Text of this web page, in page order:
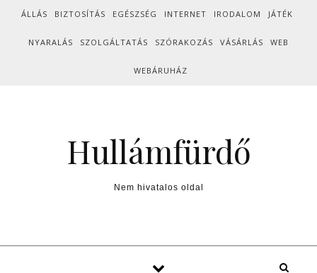
Skip to content
ÁLLÁS BIZTOSÍTÁS EGÉSZSÉG INTERNET IRODALOM JÁTÉK
NYARALÁS SZOLGÁLTATÁS SZÓRAKOZÁS VÁSÁRLÁS WEB
WEBÁRUHÁZ
Hullámfürdő
Nem hivatalos oldal